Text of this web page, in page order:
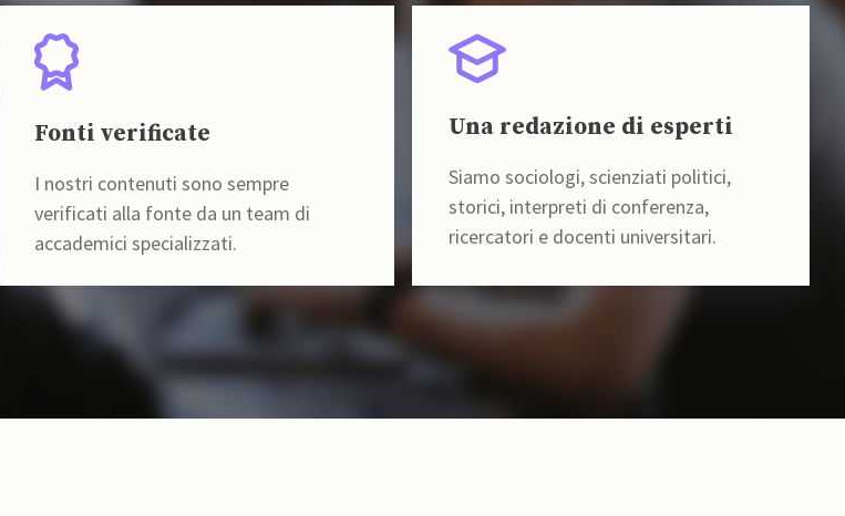
Fonti verificate
I nostri contenuti sono sempre
verificati alla fonte da un team di
accademici specializzati.
Una redazione di esperti
Siamo sociologi, scienziati politici,
storici, interpreti di conferenza,
ricercatori e docenti universitari.